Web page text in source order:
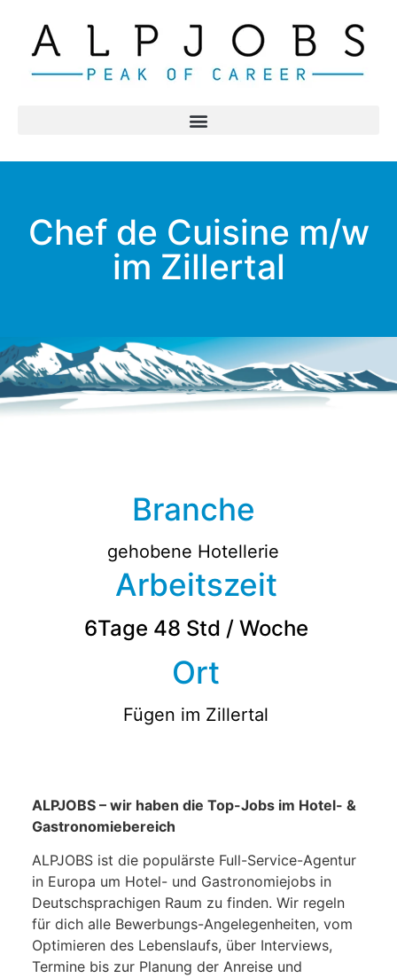
Chef de Cuisine m/w
im Zillertal
Branche
gehobene Hotellerie
Arbeitszeit
6Tage 48 Std / Woche
Ort
Fügen im Zillertal
ALPJOBS – wir haben die Top-Jobs im Hotel- &
Gastronomiebereich
ALPJOBS ist die populärste Full-Service-Agentur
in Europa um Hotel- und Gastronomiejobs in
Deutschsprachigen Raum zu finden. Wir regeln
für dich alle Bewerbungs-Angelegenheiten, vom
Optimieren des Lebenslaufs, über Interviews,
Termine bis zur Planung der Anreise und